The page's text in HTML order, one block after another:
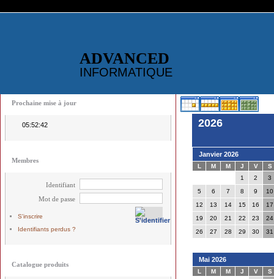
ADVANCED
INFORMATIQUE
Prochaine mise à jour
05:52:42
Membres
Identifiant
Mot de passe
S'inscrire
Identifiants perdus ?
Catalogue produits
2026
Janvier 2026
L M M J V
S
1
2
3
5
6 7 8 9
10
12
13 14 15 16
17
19
20 21 22 23
24
26
27 28 29 30 31
Mai 2026
L M M J V
S